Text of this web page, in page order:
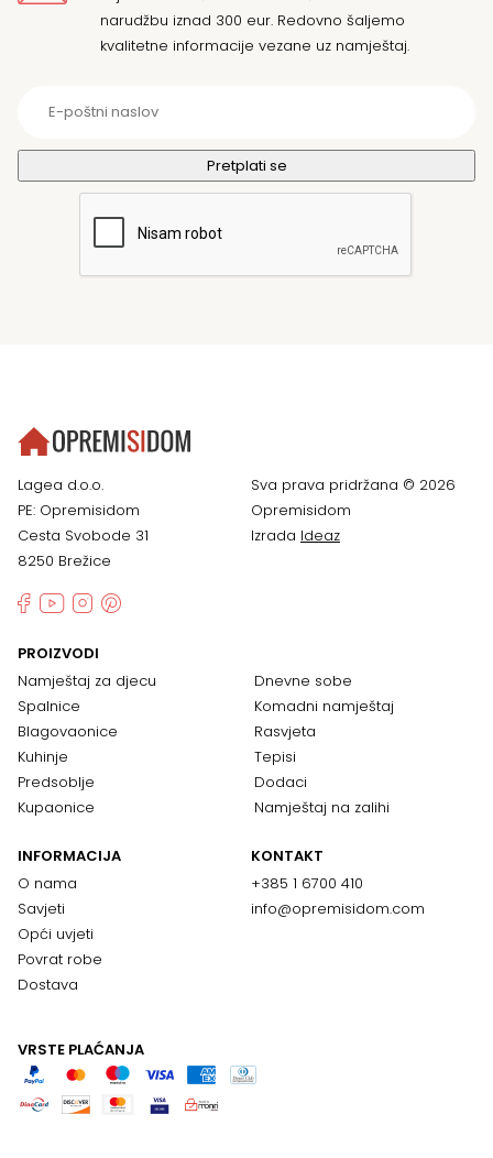
narudžbu iznad 300 eur. Redovno šaljemo
kvalitetne informacije vezane uz namještaj.
Lagea d.o.o.
PE: Opremisidom
Cesta Svobode 31
8250 Brežice
Sva prava pridržana © 2026
Opremisidom
Izrada Ideaz
PROIZVODI
Namještaj za djecu
Spalnice
Blagovaonice
Kuhinje
Predsoblje
Kupaonice
Dnevne sobe
Komadni namještaj
Rasvjeta
Tepisi
Dodaci
Namještaj na zalihi
INFORMACIJA
O nama
Savjeti
Opći uvjeti
Povrat robe
Dostava
KONTAKT
+385 1 6700 410
info@opremisidom.com
VRSTE PLAĆANJA